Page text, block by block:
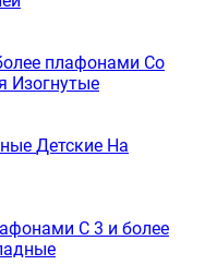
плафонами Со
Изогнутые
Детские На
С 3 и более